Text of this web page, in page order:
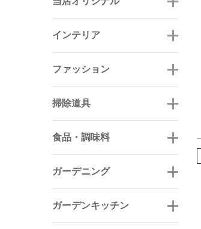
インテリア
ファッション
掃除道具
食品・調味料
ガーデニング
ガーデンキッチン